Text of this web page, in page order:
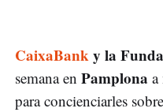
CaixaBanky la
semana en Pamplona a
para concienciarles